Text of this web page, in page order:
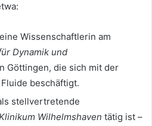
Wissenschaftlerin am
Dynamik und
Göttingen, die sich mit der
beschäftigt.
stellvertretende
Wilhelmshaven tätig ist –